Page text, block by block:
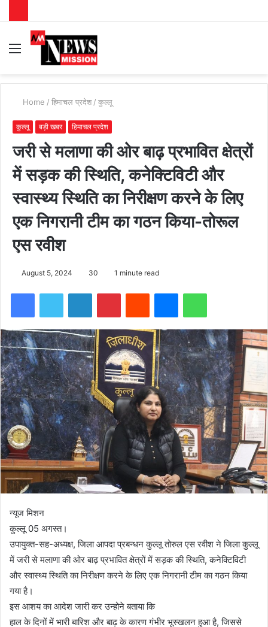
Menu
Home / हिमाचल प्रदेश / कुल्लू
कुल्लू बड़ी खबर हिमाचल प्रदेश
जरी से मलाणा की ओर बाढ़ प्रभावित क्षेत्रों
में सड़क की स्थिति, कनेक्टिविटी और
स्वास्थ्य स्थिति का निरीक्षण करने के लिए
एक निगरानी टीम का गठन किया-तोरूल
एस रवीश
August 5, 2024 30 1 minute read
न्यूज मिशन
कुल्लू 05 अगस्त।
उपायुक्त-सह-अध्यक्ष, जिला आपदा प्रबन्धन कुल्लू तोरुल एस रवीश ने जिला कुल्लू
में जरी से मलाणा की ओर बाढ़ प्रभावित क्षेत्रों में सड़क की स्थिति, कनेक्टिविटी
और स्वास्थ्य स्थिति का निरीक्षण करने के लिए एक निगरानी टीम का गठन किया
गया है।
इस आशय का आदेश जारी कर उन्होने बताया कि
हाल के दिनों में भारी बारिश और बाढ़ के कारण गंभीर भूस्खलन हुआ है, जिससे